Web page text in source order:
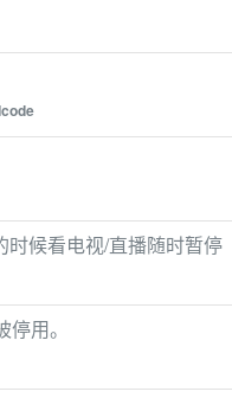
候看电视/直播随时暂停
用。